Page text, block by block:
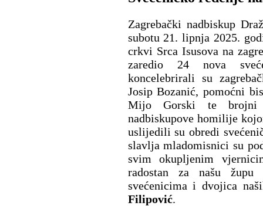
Zagrebački nadbiskup
subotu 21. lipnja 2025.
crkvi Srca Isusova na
zaredio 24 nova
koncelebrirali su
Josip Bozanić, pomoćni
Mijo Gorski te brojni
nadbiskupove homilije
uslijedili su obredi
slavlja mladomisnici su
svim okupljenim
radostan za našu župu
svećenicima i dvojica
Filipović.